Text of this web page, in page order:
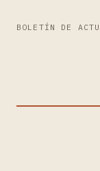
BOLETÍN DE